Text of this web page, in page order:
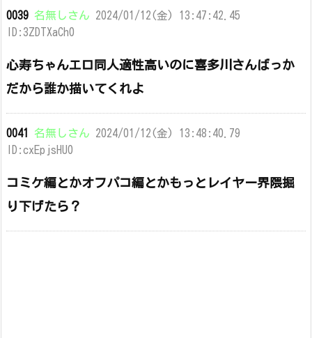
0039 名無しさん 2024/01/12(金) 13:47:42.45
ID:3ZDTXaCh0
心寿ちゃんエロ同人適性高いのに喜多川さんばっか
だから誰か描いてくれよ
0041 名無しさん 2024/01/12(金) 13:48:40.79
ID:cxEpjsHU0
コミケ編とかオフパコ編とかもっとレイヤー界隈掘
り下げたら？